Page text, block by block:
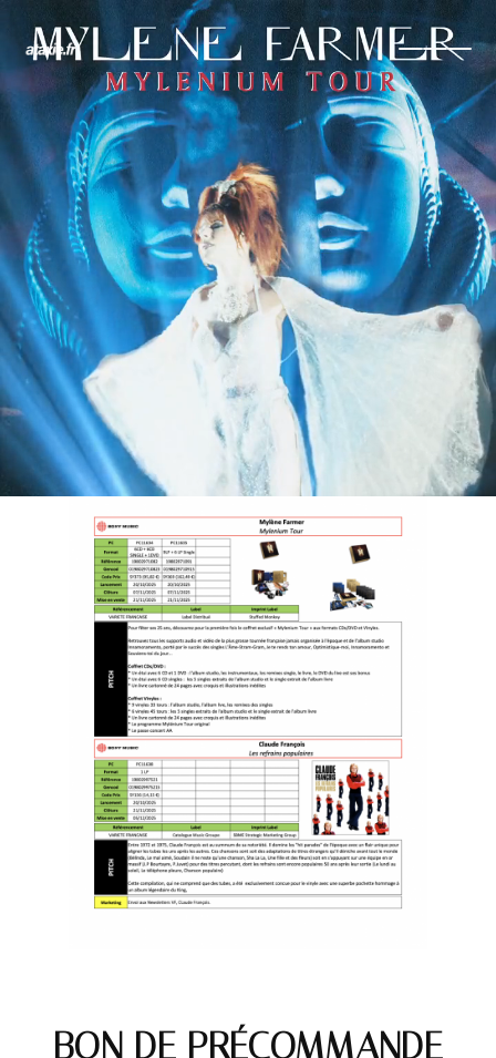
← Retour
Ajouter à ma collection Ajouter à ma wishlist
Comparer cet objet Voir ma collection
BON DE PRÉCOMMANDE